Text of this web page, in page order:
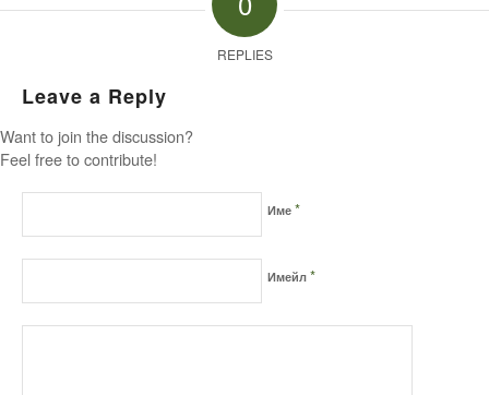
REPLIES
Leave a Reply
Want to join the discussion?
Feel free to contribute!
Име *
Имейл *